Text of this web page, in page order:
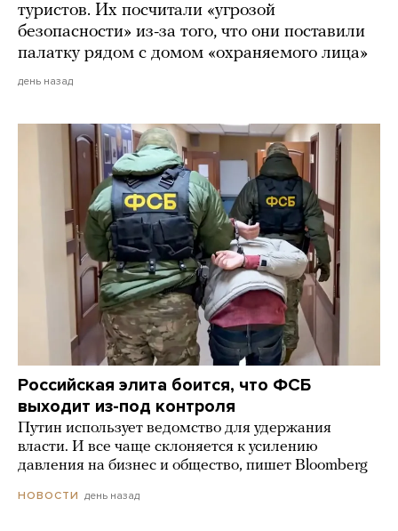
туристов. Их посчитали «угрозой
безопасности» из-за того, что они поставили
палатку рядом с домом «охраняемого лица»
день назад
Российская элита боится, что ФСБ
выходит из-под контроля
Путин использует ведомство для удержания
власти. И все чаще склоняется к усилению
давления на бизнес и общество, пишет Bloomberg
НОВОСТИ день назад